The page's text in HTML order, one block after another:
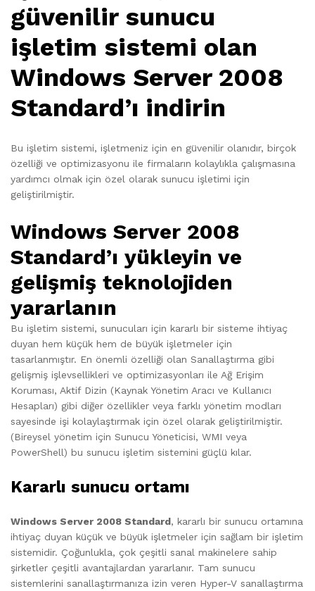
güvenilir sunucu
işletim sistemi olan
Windows Server 2008
Standard’ı indirin
Bu işletim sistemi, işletmeniz için en güvenilir olanıdır, birçok
özelliği ve optimizasyonu ile firmaların kolaylıkla çalışmasına
yardımcı olmak için özel olarak sunucu işletimi için
geliştirilmiştir.
Windows Server 2008
Standard’ı yükleyin ve
gelişmiş teknolojiden
yararlanın
Bu işletim sistemi, sunucuları için kararlı bir sisteme ihtiyaç
duyan hem küçük hem de büyük işletmeler için
tasarlanmıştır. En önemli özelliği olan Sanallaştırma gibi
gelişmiş işlevsellikleri ve optimizasyonları ile Ağ Erişim
Koruması, Aktif Dizin (Kaynak Yönetim Aracı ve Kullanıcı
Hesapları) gibi diğer özellikler veya farklı yönetim modları
sayesinde işi kolaylaştırmak için özel olarak geliştirilmiştir.
(Bireysel yönetim için Sunucu Yöneticisi, WMI veya
PowerShell) bu sunucu işletim sistemini güçlü kılar.
Kararlı sunucu ortamı
Windows Server 2008 Standard, kararlı bir sunucu ortamına
ihtiyaç duyan küçük ve büyük işletmeler için sağlam bir işletim
sistemidir. Çoğunlukla, çok çeşitli sanal makinelere sahip
şirketler çeşitli avantajlardan yararlanır. Tam sunucu
sistemlerini sanallaştırmanıza izin veren Hyper-V sanallaştırma